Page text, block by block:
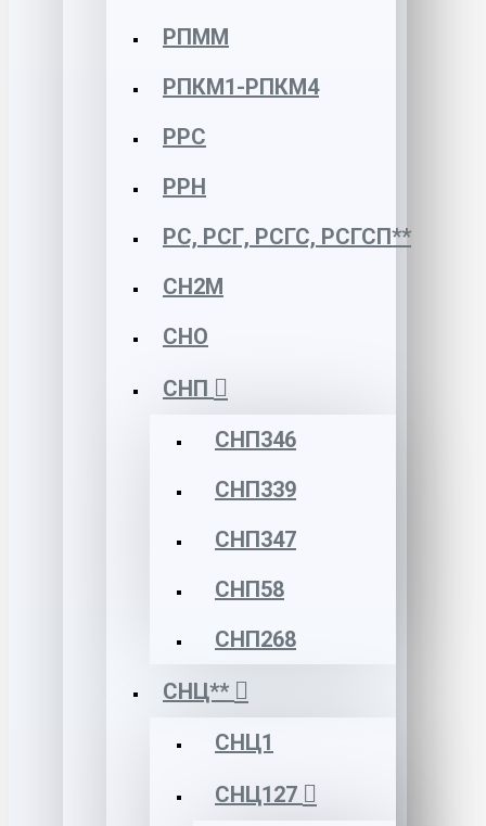
РПММ
РПКМ1-РПКМ4
РРС
РРН
РС, РСГ, РСГС, РСГСП**
СН2М
СНО
СНП
СНП346
СНП339
СНП347
СНП58
СНП268
СНЦ**
СНЦ1
СНЦ127